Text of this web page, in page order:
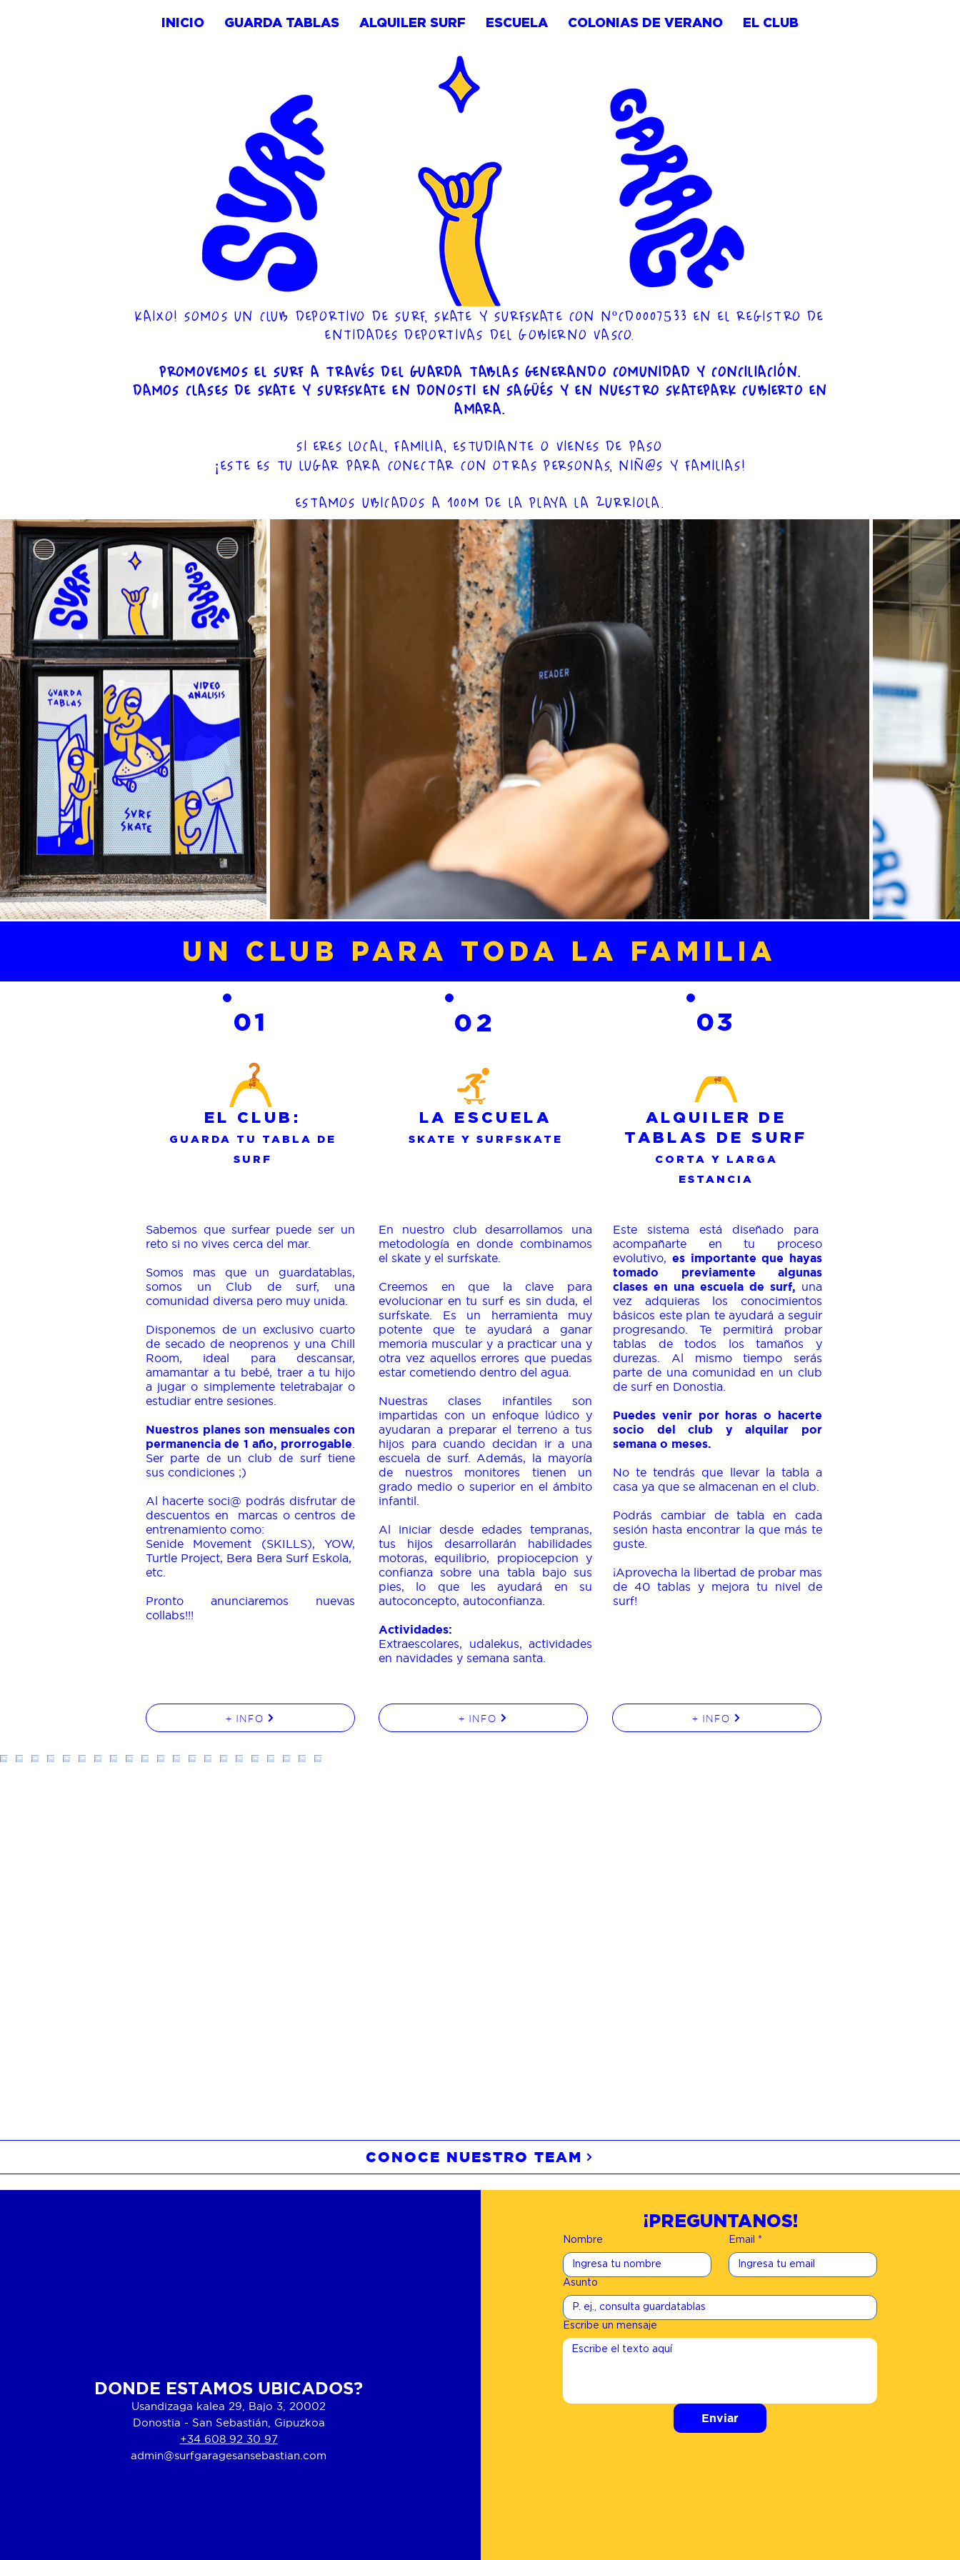
INICIO GUARDA TABLAS ALQUILER SURF ESCUELA COLONIAS DE VERANO EL CLUB
KAIXO! SOMOS UN CLUB DEPORTIVO DE SURF, SKATE Y SURFSKATE CON NºCD0007533 EN EL REGISTRO DE
ENTIDADES DEPORTIVAS DEL GOBIERNO VASCO.
PROMOVEMOS EL SURF A TRAVÉS DEL GUARDA TABLAS GENERANDO COMUNIDAD Y CONCILIACIÓN.
DAMOS CLASES DE SKATE Y SURFSKATE EN DONOSTI EN SAGÜÉS Y EN NUESTRO SKATEPARK CUBIERTO EN
AMARA.
SI ERES LOCAL, FAMILIA, ESTUDIANTE O VIENES DE PASO
¡ESTE ES TU LUGAR PARA CONECTAR CON OTRAS PERSONAS, NIÑ@S Y FAMILIAS!
ESTAMOS UBICADOS A 100M DE LA PLAYA LA ZURRIOLA.
UN CLUB PARA TODA LA FAMILIA
01
EL CLUB:
GUARDA TU TABLA DE
SURF
Sabemos que surfear puede ser un
reto si no vives cerca del mar.
Somos mas que un guardatablas,
somos un Club de surf, una
comunidad diversa pero muy unida.
Disponemos de un exclusivo cuarto
de secado de neoprenos y una Chill
Room, ideal para descansar,
amamantar a tu bebé, traer a tu hijo
a jugar o simplemente teletrabajar o
estudiar entre sesiones.
Nuestros planes son mensuales con
permanencia de 1 año, prorrogable
Ser parte de un club de surf tiene
sus condiciones ;)
Al hacerte soci@ podrás disfrutar de
descuentos en marcas o centros de
entrenamiento como:
Senide Movement (SKILLS), YOW,
Turtle Project, Bera Bera Surf Eskola,
etc.
Pronto anunciaremos nuevas
collabs!!!
+ INFO
02
LA ESCUELA
SKATE Y SURFSKATE
En nuestro club desarrollamos una
metodología en donde combinamos
el skate y el surfskate.
Creemos en que la clave para
evolucionar en tu surf es sin duda, el
surfskate. Es un herramienta muy
potente que te ayudará a ganar
memoria muscular y a practicar una y
otra vez aquellos errores que puedas
estar cometiendo dentro del agua.
Nuestras clases infantiles son
impartidas con un enfoque lúdico y
ayudaran a preparar el terreno a tus
hijos para cuando decidan ir a una
escuela de surf. Además, la mayoría
de nuestros monitores tienen un
grado medio o superior en el ámbito
infantil.
Al iniciar desde edades tempranas,
tus hijos desarrollarán habilidades
motoras, equilibrio, propiocepcion y
confianza sobre una tabla bajo sus
pies, lo que les ayudará en su
autoconcepto, autoconfianza.
Actividades:
Extraescolares, udalekus, actividades
en navidades y semana santa.
+ INFO
03
ALQUILER DE
TABLAS DE SURF
CORTA Y LARGA
ESTANCIA
Este sistema está diseñado para
acompañarte en tu proceso
evolutivo, es importante que hayas
tomado previamente algunas
clases en una escuela de surf, una
vez adquieras los conocimientos
básicos este plan te ayudará a seguir
progresando. Te permitirá probar
tablas de todos los tamaños y
durezas. Al mismo tiempo serás
parte de una comunidad en un club
de surf en Donostia.
Puedes venir por horas o hacerte
socio del club y alquilar por
semana o meses.
No te tendrás que llevar la tabla a
casa ya que se almacenan en el club.
Podrás cambiar de tabla en cada
sesión hasta encontrar la que más te
guste.
¡Aprovecha la libertad de probar mas
de 40 tablas y mejora tu nivel de
surf!
+ INFO
CONOCE NUESTRO TEAM
DONDE ESTAMOS UBICADOS?
Usandizaga kalea 29, Bajo 3, 20002
Donostia - San Sebastián, Gipuzkoa
+34 608 92 30 97
admin@surfgaragesansebastian.com
¡PREGUNTANOS!
Nombre Email *
Asunto
Escribe un mensaje
Enviar